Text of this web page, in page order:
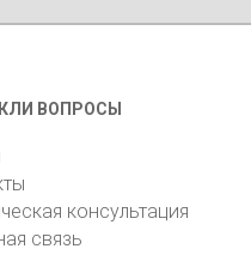
ВОПРОСЫ
консультация
связь